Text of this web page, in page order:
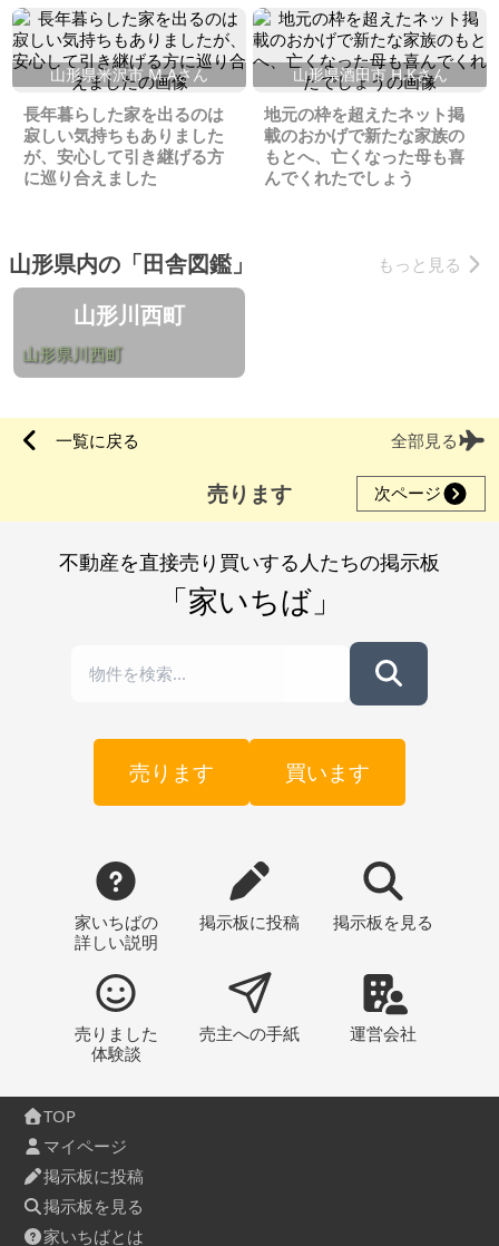
山形県米沢市 M.Aさん
長年暮らした家を出るのは
寂しい気持ちもありました
が、安心して引き継げる方
に巡り合えました
山形県酒田市 H.Kさん
地元の枠を超えたネット掲
載のおかげで新たな家族の
もとへ、亡くなった母も喜
んでくれたでしょう
山形県内の「田舎図鑑」 もっと見る
山形川西町
山形県川西町
一覧に戻る 全部見る
売ります 次ページ
不動産を直接売り買いする人たちの掲示板
「家いちば」
売ります 買います
家いちばの
詳しい説明
掲示板に投稿 掲示板 を見る
売りました
体験談
売主への手紙 運営会社
TOP
マイページ
掲示板に投稿
掲示板を見る
家いちばとは